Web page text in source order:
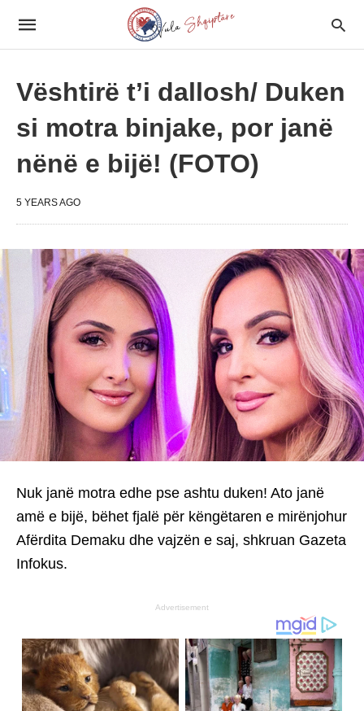
Vështirë t’i dallosh/ Duken
si motra binjake, por janë
nënë e bijë! (FOTO)
5 YEARS AGO
Nuk janë motra edhe pse ashtu duken! Ato janë
amë e bijë, bëhet fjalë për këngëtaren e mirënjohur
Afërdita Demaku dhe vajzën e saj, shkruan Gazeta
Infokus.
Advertisement